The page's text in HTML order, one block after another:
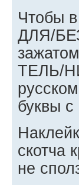
Чтобы
ДЛЯ/
ТЕЛЬ/
буквы
скотча
не